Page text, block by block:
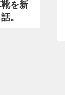
を新
。